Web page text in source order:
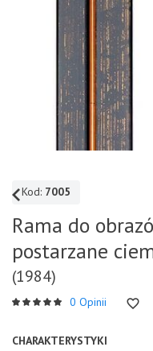
Kod: 7005
Rama do
postarzane
(1984)
0 Opinii
CHARAKTERYSTYKI